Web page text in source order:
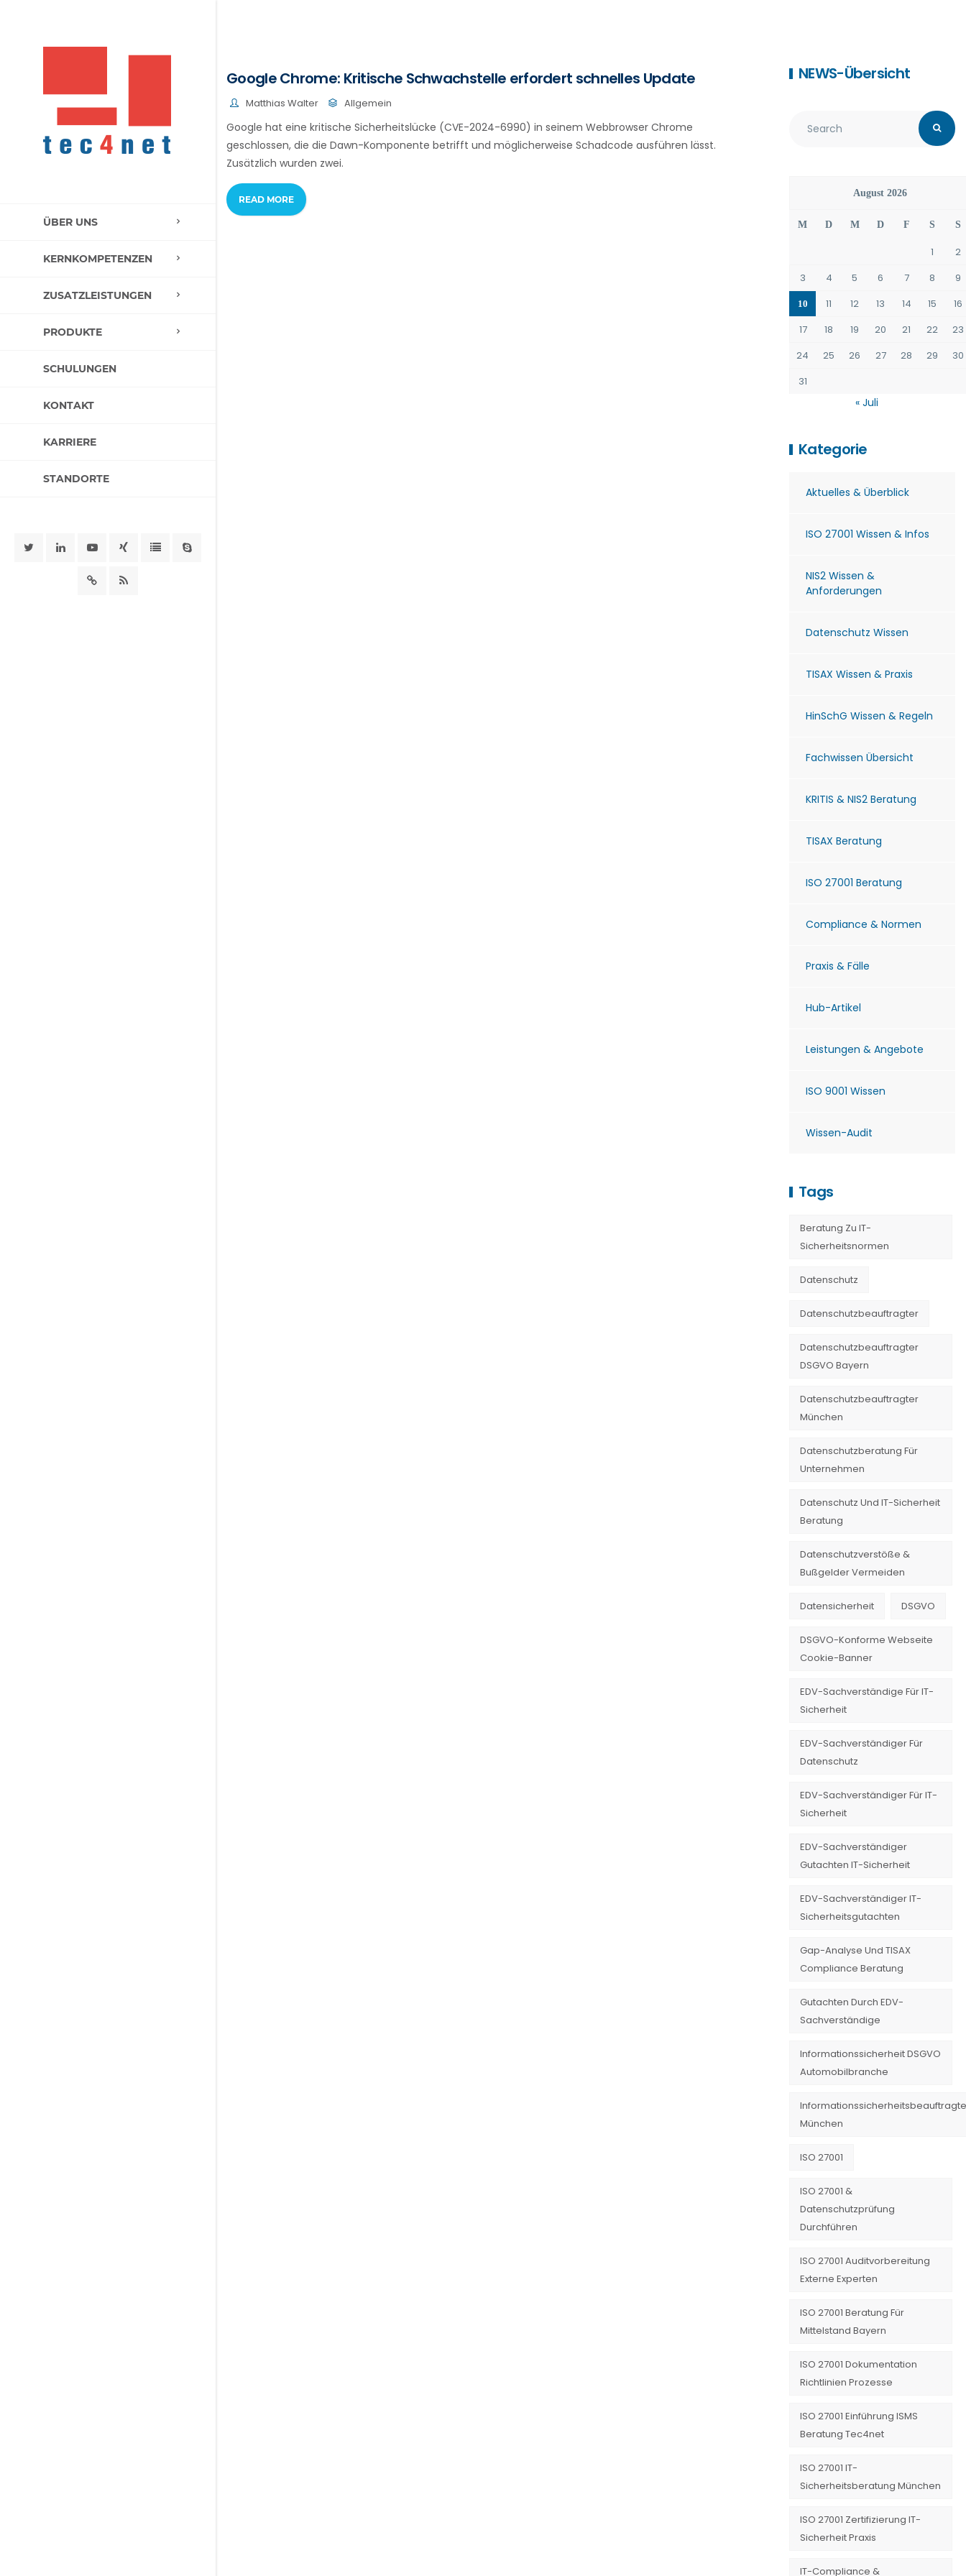
ÜBER UNS
KERNKOMPETENZEN
ZUSATZLEISTUNGEN
PRODUKTE
SCHULUNGEN
KONTAKT
KARRIERE
STANDORTE
Google Chrome: Kritische Schwachstelle erfordert schnelles Update
Matthias Walter Allgemein
Google hat eine kritische Sicherheitslücke (CVE-2024-6990) in seinem Webbrowser Chrome
geschlossen, die die Dawn-Komponente betrifft und möglicherweise Schadcode ausführen lässt.
Zusätzlich wurden zwei.
READ MORE
NEWS-Übersicht
August 2026
M D M D F S S
1
2
3
4 5 6 7 8 9
10 11 12 13 14 15
16
17
18 19 20 21 22
23
24
25 26 27 28 29
30
31
« Juli
Kategorie
Aktuelles & Überblick
ISO 27001 Wissen & Infos
NIS2 Wissen &
Anforderungen
Datenschutz Wissen
TISAX Wissen & Praxis
HinSchG Wissen & Regeln
Fachwissen Übersicht
KRITIS & NIS2 Beratung
TISAX Beratung
ISO 27001 Beratung
Compliance & Normen
Praxis & Fälle
Hub-Artikel
Leistungen & Angebote
ISO 9001 Wissen
Wissen-Audit
Tags
Beratung Zu IT-
Sicherheitsnormen
Datenschutz
Datenschutzbeauftragter
Datenschutzbeauftragter
DSGVO Bayern
Datenschutzbeauftragter
München
Datenschutzberatung Für
Unternehmen
Datenschutz Und IT-Sicherheit
Beratung
Datenschutzverstöße &
Bußgelder Vermeiden
Datensicherheit DSGVO
DSGVO-Konforme Webseite
Cookie-Banner
EDV-Sachverständige Für IT-
Sicherheit
EDV-Sachverständiger Für
Datenschutz
EDV-Sachverständiger Für IT-
Sicherheit
EDV-Sachverständiger
Gutachten IT-Sicherheit
EDV-Sachverständiger IT-
Sicherheitsgutachten
Gap-Analyse Und TISAX
Compliance Beratung
Gutachten Durch EDV-
Sachverständige
Informationssicherheit DSGVO
Automobilbranche
München
ISO 27001
ISO 27001 &
Datenschutzprüfung
Durchführen
ISO 27001 Auditvorbereitung
Externe Experten
ISO 27001 Beratung Für
Mittelstand Bayern
ISO 27001 Dokumentation
Richtlinien Prozesse
ISO 27001 Einführung ISMS
Beratung Tec4net
ISO 27001 IT-
Sicherheitsberatung München
ISO 27001 Zertifizierung IT-
Sicherheit Praxis
IT-Compliance &